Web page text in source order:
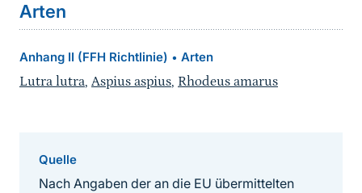
Arten
Anhang II (FFH Richtlinie) • Arten
Lutra lutra, Aspius aspius, Rhodeus amarus
Quelle
Nach Angaben der an die EU übermittelten